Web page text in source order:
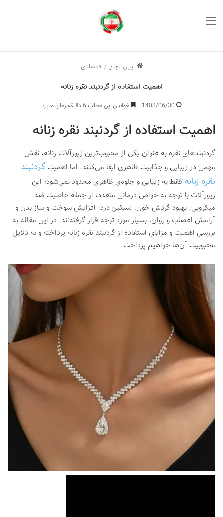
ایران تودی / اقتصادی
اهمیت استفاده از گردنبند نقره زنانه
1403/06/30 خواندن این مطلب 6 دقیقه زمان میبرد
اهمیت استفاده از گردنبند نقره زنانه
گردنبندهای نقره به عنوان یکی از محبوب‌ترین زیورآلات زنانه، نقش
مهمی در زیبایی و جذابیت ظاهری ایفا می‌کنند. اما اهمیت گردنبند
نقره زنانه فقط به زیبایی و جلوه‌ی ظاهری محدود نمی‌شود؛ این
زیورآلات با توجه به خواص درمانی متعدد، از جمله خاصیت ضد
میکروبی، بهبود گردش خون، تسکین درد، افزایش سوخت و ساز بدن و
آرامش اعصاب و روان، بسیار مورد توجه قرار گرفته‌اند. در این مقاله به
بررسی اهمیت و مزایای استفاده از گردنبند نقره زنانه پرداخته و به دلایل
محبوبیت آن‌ها خواهیم پرداخت.